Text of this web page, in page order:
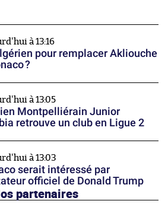
à 13:16
pour remplacer Akliouche
?
à 13:05
Montpelliérain Junior
retrouve un club en Ligue 2
à 13:03
serait intéressé par
officiel de Donald Trump
partenaires